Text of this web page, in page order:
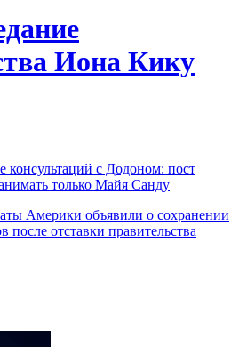
Иона Кику
консультаций с Додоном: пост
только Майя Санду
Америки объявили о сохранении
после отставки правительства